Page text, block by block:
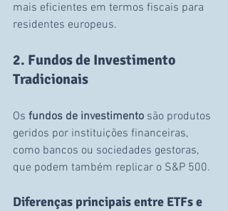
mais eficientes em termos fiscais para
residentes europeus.
2. Fundos de Investimento
Tradicionais
Os fundos de investimento são produtos
geridos por instituições financeiras,
como bancos ou sociedades gestoras,
que podem também replicar o S&P 500.
Diferenças principais entre ETFs e